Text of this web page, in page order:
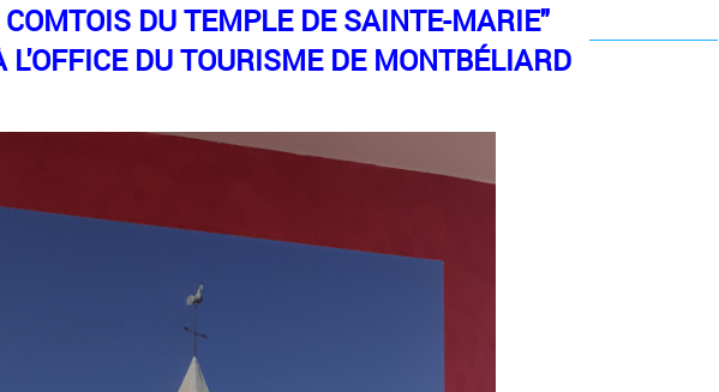
COMTOIS DU TEMPLE DE SAINTE-MARIE"
L'OFFICE DU TOURISME DE MONTBÉLIARD